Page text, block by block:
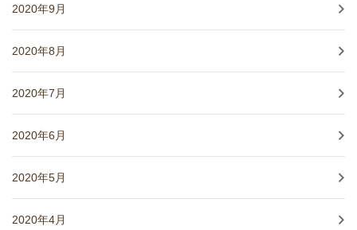
2020年9月
2020年8月
2020年7月
2020年6月
2020年5月
2020年4月